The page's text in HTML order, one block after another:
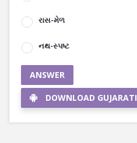
રાસ-મેળ
નથ-સ્પષ્ટ
ANSWER
DOWNLOAD